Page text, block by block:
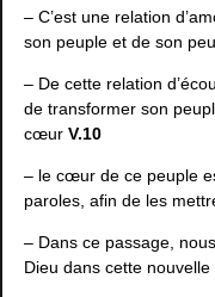
– C’est une relation
son peuple et de son
– De cette relation
de transformer son
cœurV.10
– le cœur de ce peuple
paroles, afin de les
– Dans ce passage,
Dieu dans cette nouvelle